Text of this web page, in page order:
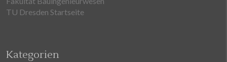
TU Dresden Startseite
Kategorien